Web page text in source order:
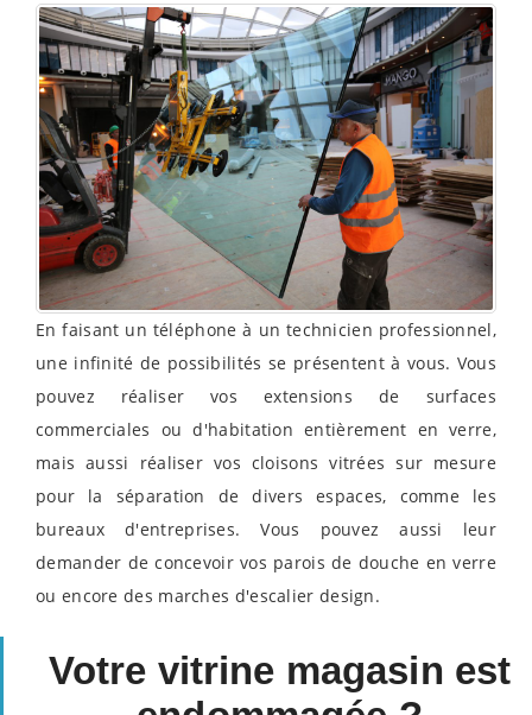
En faisant un téléphone à un technicien professionnel,
une infinité de possibilités se présentent à vous. Vous
pouvez réaliser vos extensions de surfaces
commerciales ou d'habitation entièrement en verre,
mais aussi réaliser vos cloisons vitrées sur mesure
pour la séparation de divers espaces, comme les
bureaux d'entreprises. Vous pouvez aussi leur
demander de concevoir vos parois de douche en verre
ou encore des marches d'escalier design.
Votre vitrine magasin est